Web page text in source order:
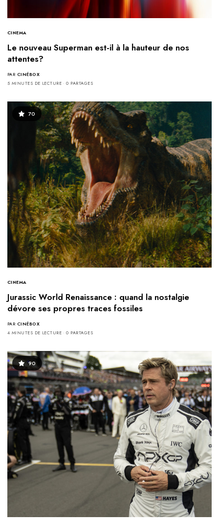
CINEMA
Le nouveau Superman est-il à la hauteur de nos
attentes?
PAR CINÉBOX
5 MINUTES DE LECTURE
0 PARTAGES
70
CINEMA
Jurassic World Renaissance : quand la nostalgie
dévore ses propres traces fossiles
PAR CINÉBOX
4 MINUTES DE LECTURE
0 PARTAGES
90